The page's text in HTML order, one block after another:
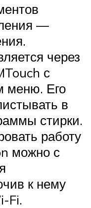
—
через
с
меню. Его
в
стирки.
работу
можно с
к нему
Fi.